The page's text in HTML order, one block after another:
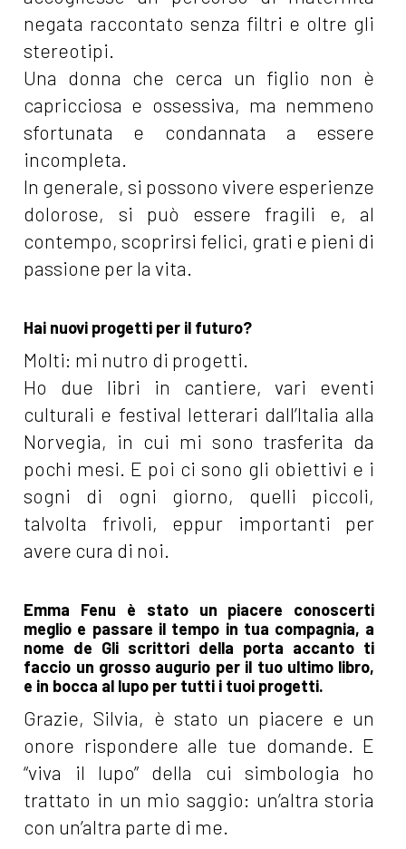
negata raccontato senza filtri e oltre gli
stereotipi.
Una donna che cerca un figlio non è
capricciosa e ossessiva, ma nemmeno
sfortunata e condannata a essere
incompleta.
In generale, si possono vivere esperienze
dolorose, si può essere fragili e, al
contempo, scoprirsi felici, grati e pieni di
passione per la vita.
Hai nuovi progetti per il futuro?
Molti: mi nutro di progetti.
Ho due libri in cantiere, vari eventi
culturali e festival letterari dall’Italia alla
Norvegia, in cui mi sono trasferita da
pochi mesi. E poi ci sono gli obiettivi e i
sogni di ogni giorno, quelli piccoli,
talvolta frivoli, eppur importanti per
avere cura di noi.
Emma Fenu è stato un piacere conoscerti
meglio e passare il tempo in tua compagnia, a
nome de Gli scrittori della porta accanto ti
faccio un grosso augurio per il tuo ultimo libro,
e in bocca al lupo per tutti i tuoi progetti.
Grazie, Silvia, è stato un piacere e un
onore rispondere alle tue domande. E
“viva il lupo” della cui simbologia ho
trattato in un mio saggio: un’altra storia
con un’altra parte di me.